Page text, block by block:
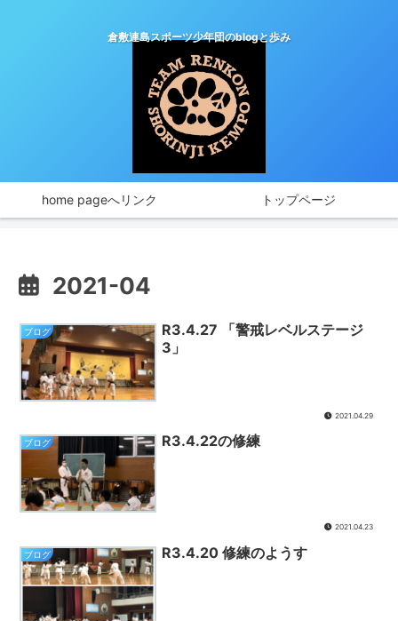
倉敷連島スポーツ少年団のblogと歩み
home pageへリンク トップページ
2021-04
ブログ
R3.4.27 「警戒レベルステージ
3」
2021.04.29
ブログ R3.4.22の修練
2021.04.23
ブログ R3.4.20 修練のようす